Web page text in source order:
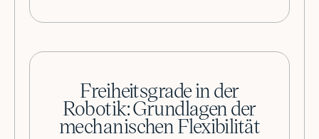
Freiheitsgrade in der
Robotik: Grundlagen der
mechanischen Flexibilität